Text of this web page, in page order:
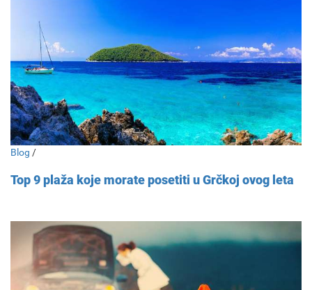
Blog /
Top 9 plaža koje morate posetiti u Grčkoj ovog leta